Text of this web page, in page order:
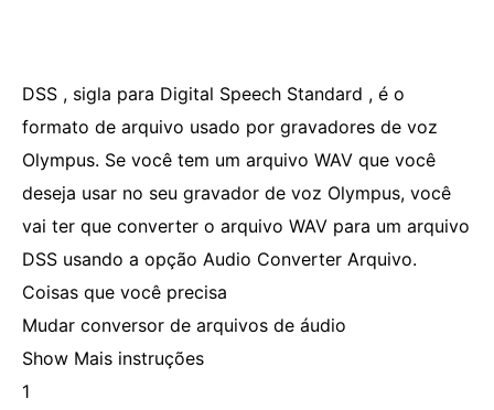
DSS , sigla para Digital Speech Standard , é o
formato de arquivo usado por gravadores de voz
Olympus. Se você tem um arquivo WAV que você
deseja usar no seu gravador de voz Olympus, você
vai ter que converter o arquivo WAV para um arquivo
DSS usando a opção Audio Converter Arquivo.
Coisas que você precisa
Mudar conversor de arquivos de áudio
Show Mais instruções
1